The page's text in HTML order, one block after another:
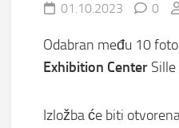
01.10.2023 0
Odabran među 10
Exhibition Center
Izložba će biti